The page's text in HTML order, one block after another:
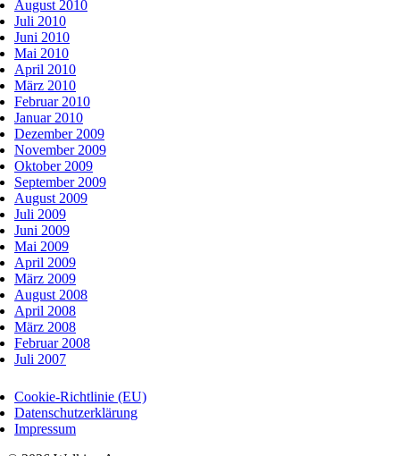
August 2010
Juli 2010
Juni 2010
Mai 2010
April 2010
März 2010
Februar 2010
Januar 2010
Dezember 2009
November 2009
Oktober 2009
September 2009
August 2009
Juli 2009
Juni 2009
Mai 2009
April 2009
März 2009
August 2008
April 2008
März 2008
Februar 2008
Juli 2007
Cookie-Richtlinie (EU)
Datenschutzerklärung
Impressum